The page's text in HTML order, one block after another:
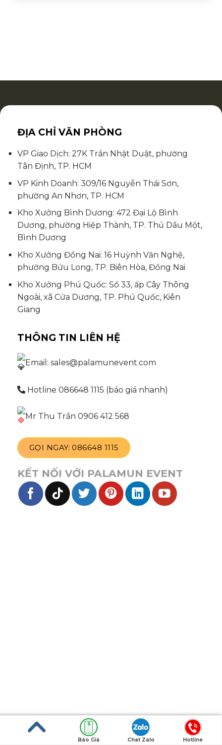
ĐỊA CHỈ VĂN PHÒNG
VP Giao Dịch: 27K Trần Nhật Duật, phường
Tân Định, TP. HCM
VP Kinh Doanh: 309/16 Nguyễn Thái Sơn,
phường An Nhơn, TP. HCM
Kho Xưởng Bình Dương: 472 Đại Lộ Bình
Dương, phường Hiệp Thành, TP. Thủ Dầu Một,
Bình Dương
Kho Xưởng Đồng Nai: 16 Huỳnh Văn Nghệ,
phường Bửu Long, TP. Biên Hòa, Đồng Nai
Kho Xưởng Phú Quốc: Số 33, ấp Cây Thông
Ngoài, xã Cửa Dương, TP. Phú Quốc, Kiên
Giang
THÔNG TIN LIÊN HỆ
Email: sales@palamunevent.com
Hotline 086648 1115 (báo giá nhanh)
Mr Thu Trần 0906 412 568
GỌI NGAY: 086648 1115
KẾT NỐI VỚI PALAMUN EVENT
Hotline
Chat Zalo
Báo Giá